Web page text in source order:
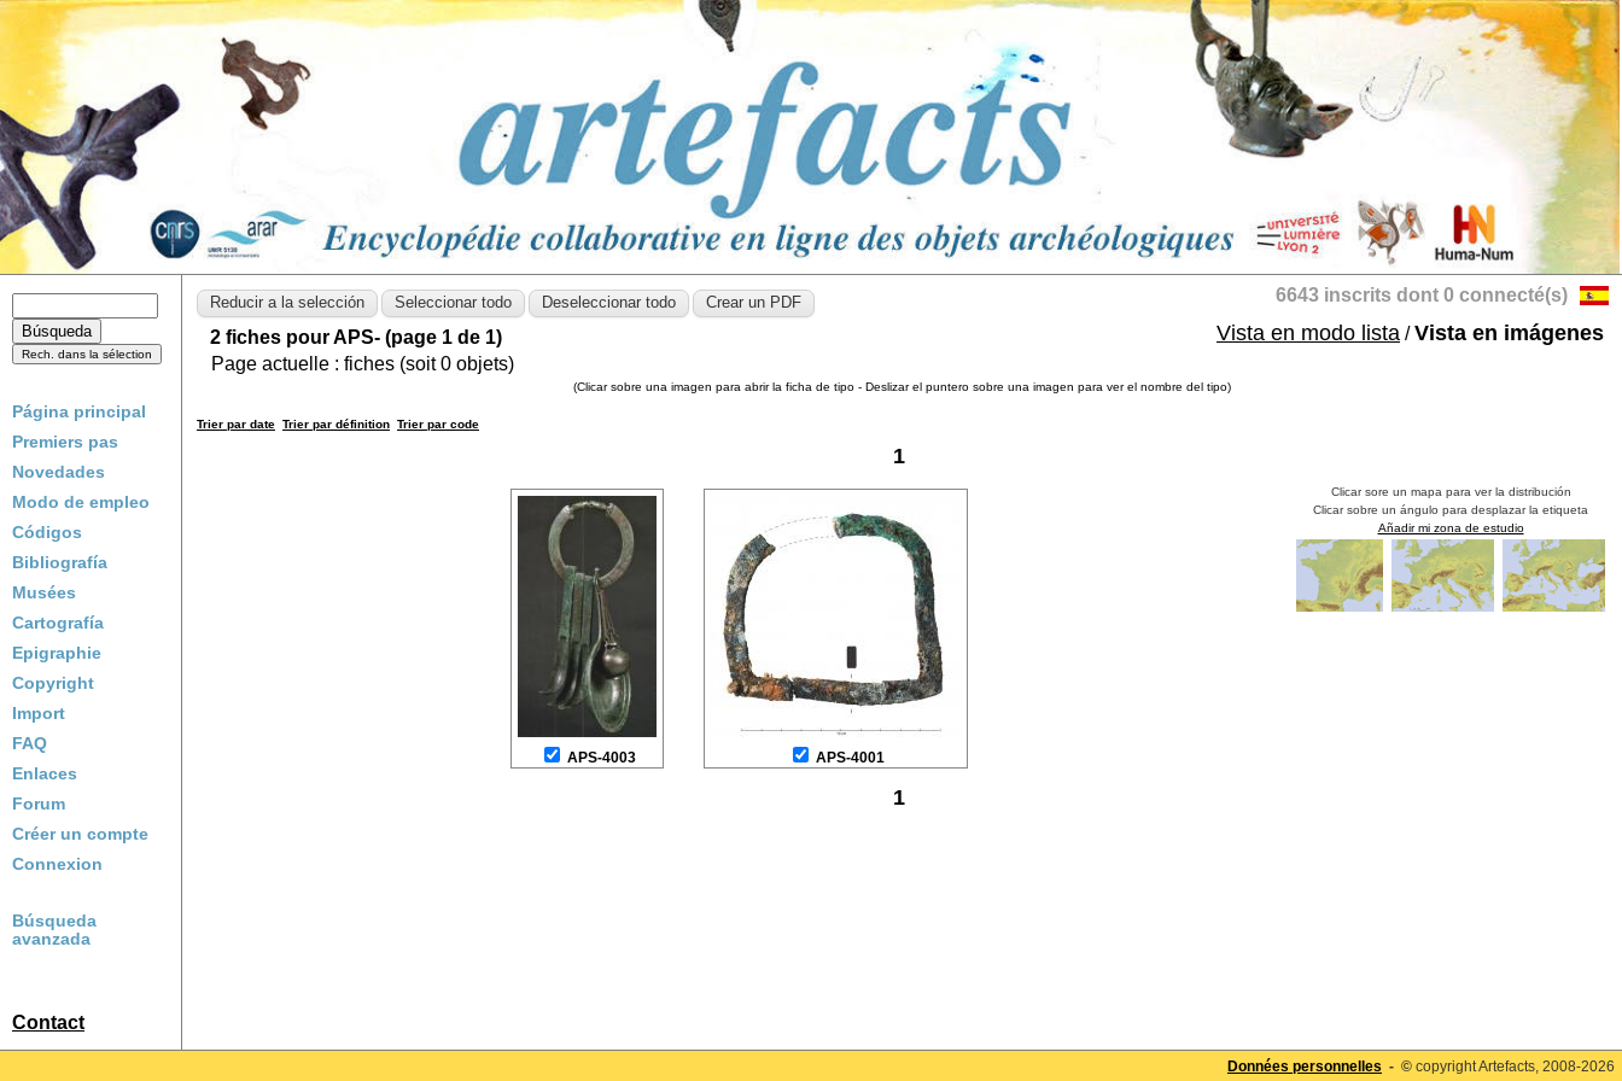
Página principal
Premiers pas
Novedades
Modo de empleo
Códigos
Bibliografía
Musées
Cartografía
Epigraphie
Copyright
Import
FAQ
Enlaces
Forum
Créer un compte
Connexion
Búsqueda
avanzada
Contact
6643 inscrits dont 0 connecté(s)
2 fiches pour APS- (page 1 de 1) Vista en modo lista /Vista en imágenes
Page actuelle : fiches (soit0 objets)
(Clicar sobre una imagen para abrir la ficha de tipo - Deslizar el puntero sobre una imagen para ver el nombre del tipo)
Trier par date Trier par définition Trier par code
1
Clicar sore un mapa para ver la distribución
Clicar sobre un ángulo para desplazar la etiqueta
Añadir mi zona de estudio
APS-4003 APS-4001
1
Données personnelles - © copyright Artefacts, 2008-2026